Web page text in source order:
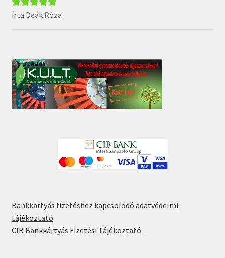
Értékelés: 5/
írta Deák Róza
Bankkartyás fizetéshez kapcsolodó adatvédelmi
tájékoztató
CIB Bankkártyás Fizetési Tájékoztató